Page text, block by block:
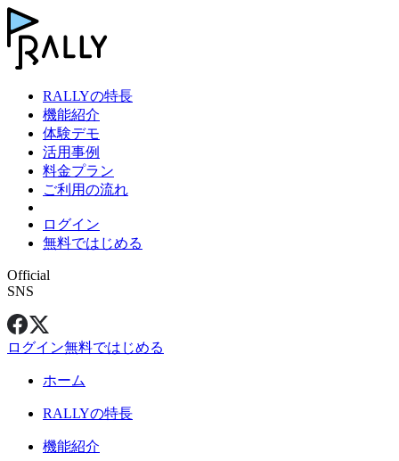
RALLYの特長
機能紹介
体験デモ
活用事例
料金プラン
ご利用の流れ
ログイン
無料ではじめる
Official
SNS
ログイン無料ではじめる
ホーム
RALLYの特長
機能紹介